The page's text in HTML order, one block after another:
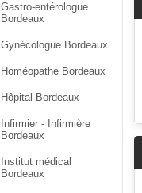
Gastro-entérologue
Bordeaux
Gynécologue Bordeaux
Homéopathe Bordeaux
Hôpital Bordeaux
Infirmier - Infirmière
Bordeaux
Institut médical
Bordeaux